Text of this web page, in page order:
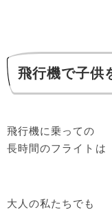
飛行機で子供
飛行機に乗っての
長時間のフライトは
大人の私たちでも